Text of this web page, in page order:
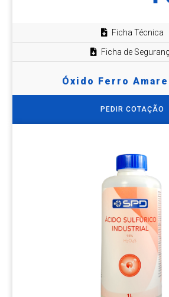
Ficha Técnica
Ficha de
Óxido Ferro
PEDIR COTAÇÃO